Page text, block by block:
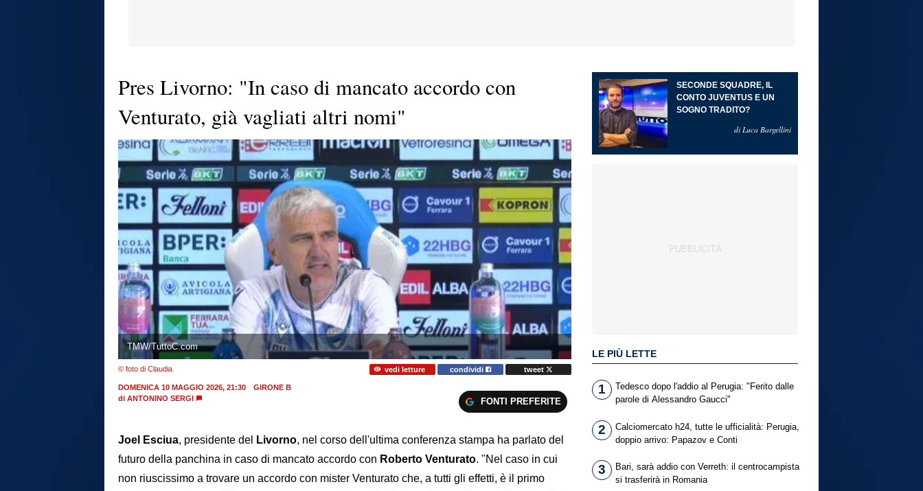
Pres Livorno: "In caso di mancato accordo con
Venturato, già vagliati altri nomi"
TMW/TuttoC.com
© foto di Claudia vedi letture condividi tweet
DOMENICA 10 MAGGIO 2026, 21:30
GIRONE B
di ANTONINO SERGI FONTI PREFERITE
Joel Esciua, presidente del Livorno, nel corso dell'ultima conferenza stampa ha parlato del
futuro della panchina in caso di mancato accordo con Roberto Venturato. "Nel caso in cui
non riuscissimo a trovare un accordo con mister Venturato che, a tutti gli effetti, è il primo
SECONDE SQUADRE, IL
CONTO JUVENTUS E UN
SOGNO TRADITO?
di Luca Bargellini
LE PIÙ LETTE
1
Tedesco dopo l'addio al Perugia: "Ferito dalle
parole di Alessandro Gaucci"
2
Calciomercato h24, tutte le ufficialità: Perugia,
doppio arrivo: Papazov e Conti
3
Bari, sarà addio con Verreth: il centrocampista
si trasferirà in Romania